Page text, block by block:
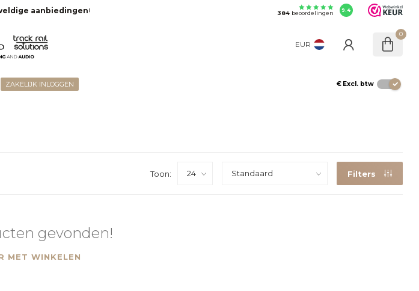
aanbiedingen! 384beoordelingen 9.4
EUR
0
ZAKELIJK INLOGGEN € Excl. btw
Toon: Filters
gevonden!
MET WINKELEN